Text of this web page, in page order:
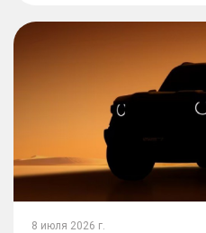
8 июля 2026 г.